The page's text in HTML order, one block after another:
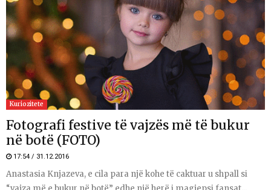
Kuriozitete
Fotografi festive të vajzës më të bukur
në botë (FOTO)
17:54 / 31.12.2016
Anastasia Knjazeva, e cila para një kohe të caktuar u shpall si